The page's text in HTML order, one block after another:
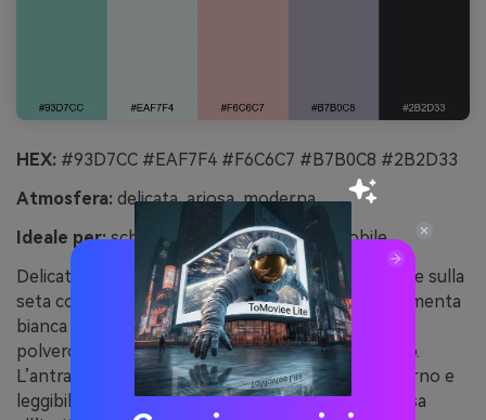
HEX: #93D7CC #EAF7F4 #F6C6C7 #B7B0C8 #2B2D33
Atmosfera: delicata, ariosa, moderna
Ideale per:schermate onboarding app mobile
Delicati e ariosi, questi colori evocano la luce lunare sulla
seta con una fresca brezza di menta. Usa la quasi menta
bianca come tela di fondo, quindi sovrapponi lilla
polverosi e rosa cipria per i passaggi step-by-step.
L’antracite profondo dona ai titoli un tocco moderno e
leggibile. Mantieni i gradienti discreti e riserva il rosa